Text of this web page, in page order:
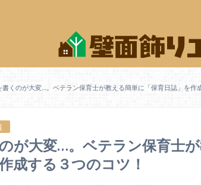
書くのが大変…。ベテラン保育士が教える簡単に「保育日誌」を作
のが大変…。ベテラン保育士
成する３つのコツ！